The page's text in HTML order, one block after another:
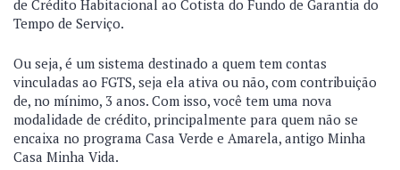
de Crédito Habitacional ao Cotista do Fundo de Garantia do
Tempo de Serviço.
Ou seja, é um sistema destinado a quem tem contas
vinculadas ao FGTS, seja ela ativa ou não, com contribuição
de, no mínimo, 3 anos. Com isso, você tem uma nova
modalidade de crédito, principalmente para quem não se
encaixa no programa Casa Verde e Amarela, antigo Minha
Casa Minha Vida.